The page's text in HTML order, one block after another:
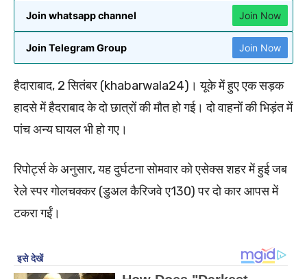
Join whatsapp channel Join Now
Join Telegram Group Join Now
हैदाराबाद, 2 सितंबर (khabarwala24)। यूके में हुए एक सड़क
हादसे में हैदराबाद के दो छात्रों की मौत हो गई। दो वाहनों की भिड़ंत में
पांच अन्य घायल भी हो गए।
रिपोर्ट्स के अनुसार, यह दुर्घटना सोमवार को एसेक्स शहर में हुई जब
रेले स्पर गोलचक्कर (डुअल कैरिजवे ए130) पर दो कार आपस में
टकरा गईं।